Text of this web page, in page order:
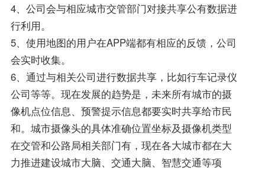
4、公司会与相应城市交管部门对接共享公有数据进
行利用。
5、使用地图的用户在APP端都有相应的反馈，公司
会实时收集。
6、通过与相关公司进行数据共享，比如行车记录仪
公司等等。现在发展的趋势是，未来所有城市的摄
像机点位信息、预警提示信息都要实时共享给市民
和。城市摄像头的具体准确位置坐标及摄像机类型
在交管和公路局相关部门有，现在各大城市都在大
力推进建设城市大脑、交通大脑、智慧交通等项